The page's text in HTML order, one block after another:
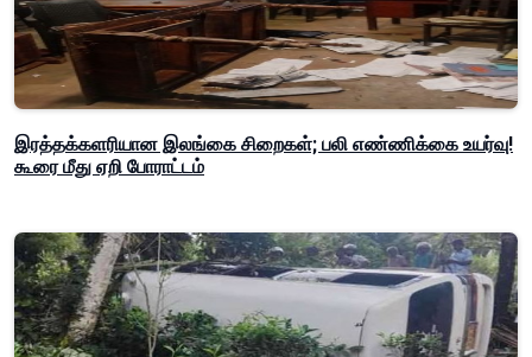
இரத்தக்களரியான இலங்கை சிறைகள்; பலி எண்ணிக்கை உயர்வு!
கூரை மீது ஏறி போராட்டம்